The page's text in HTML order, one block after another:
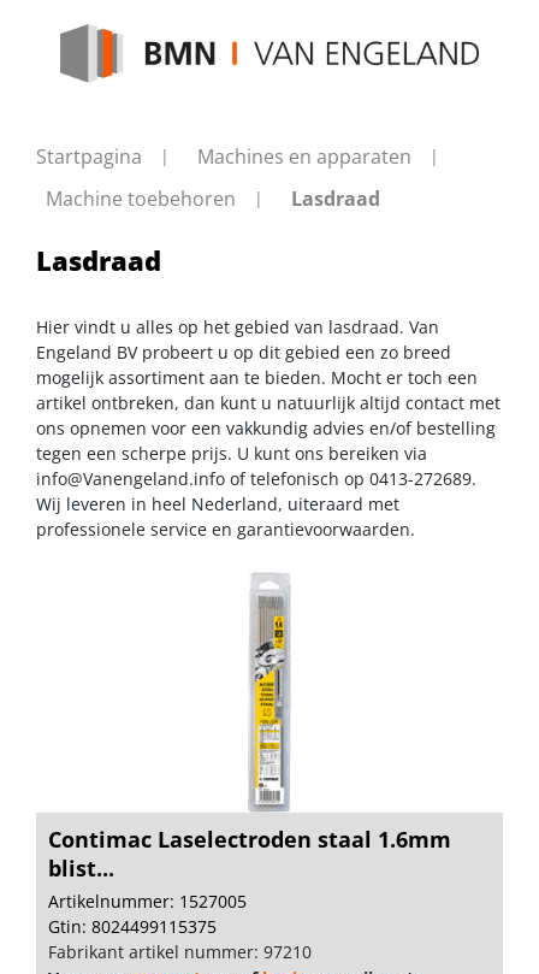
Startpagina
Machines en apparaten
Machine toebehoren
Lasdraad
Lasdraad
Hier vindt u alles op het gebied van lasdraad. Van
Engeland BV probeert u op dit gebied een zo breed
mogelijk assortiment aan te bieden. Mocht er toch een
artikel ontbreken, dan kunt u natuurlijk altijd contact met
ons opnemen voor een vakkundig advies en/of bestelling
tegen een scherpe prijs. U kunt ons bereiken via
info@Vanengeland.info of telefonisch op 0413-272689.
Wij leveren in heel Nederland, uiteraard met
professionele service en garantievoorwaarden.
Contimac Laselectroden staal 1.6mm
blist...
Artikelnummer: 1527005
Gtin: 8024499115375
Fabrikant artikel nummer: 97210